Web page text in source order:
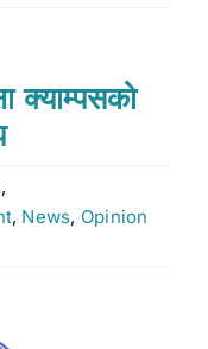
क्याम्पसको
, News, Opinion